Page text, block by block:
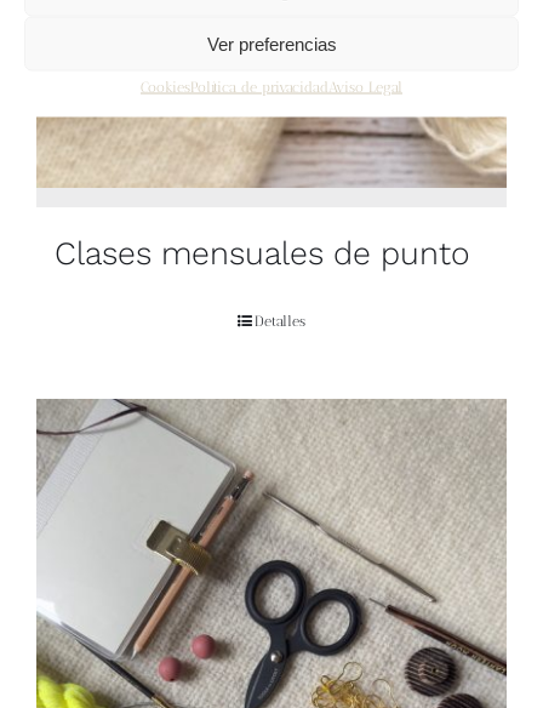
Ver preferencias
CookiesPolítica de privacidad Aviso Legal
Clases mensuales de punto
Detalles